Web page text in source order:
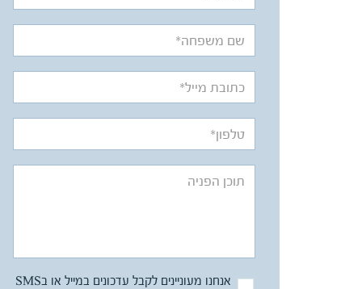
אנחנו מעוניינים לקבל עדכונים במייל או בSMS